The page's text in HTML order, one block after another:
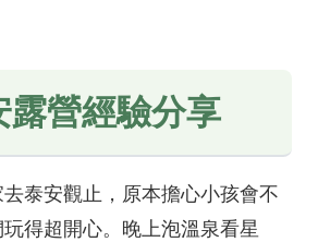
露營經驗分享
泰安觀止，原本擔心小孩會不
得超開心。晚上泡溫泉看星